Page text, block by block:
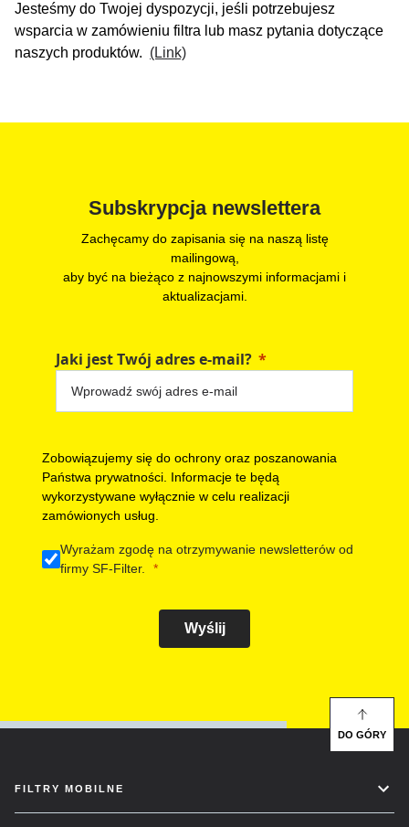
Jesteśmy do Twojej dyspozycji, jeśli potrzebujesz
wsparcia w zamówieniu filtra lub masz pytania dotyczące
naszych produktów. (Link)
Subskrypcja newslettera
Zachęcamy do zapisania się na naszą listę
mailingową,
aby być na bieżąco z najnowszymi informacjami i
aktualizacjami.
Jaki jest Twój adres e-mail?
Zobowiązujemy się do ochrony oraz poszanowania
Państwa prywatności. Informacje te będą
wykorzystywane wyłącznie w celu realizacji
zamówionych usług.
Wyrażam zgodę na otrzymywanie newsletterów od
firmy SF-Filter.
Wyślij
FILTRY MOBILNE
DO GÓRY